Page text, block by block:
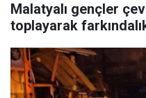
Malatyalı gençler
toplayarak